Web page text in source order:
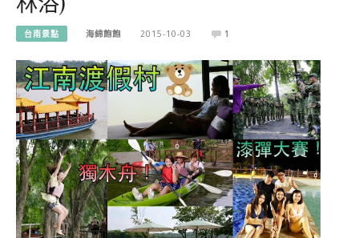
台南景點 海綿飽飽 2015-10-03 1